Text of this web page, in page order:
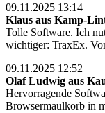
09.11.2025 13:14
Klaus aus Kamp-
Tolle Software. Ich
wichtiger: TraxEx.
09.11.2025 12:52
Olaf Ludwig aus
Hervorragende
Browsermaulkorb in